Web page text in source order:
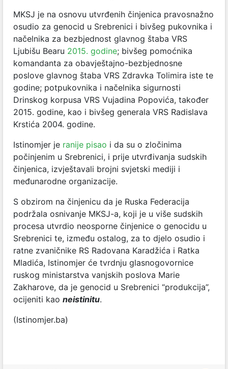
MKSJ je na osnovu utvrđenih činjenica pravosnažno
osudio za genocid u Srebrenici i bivšeg pukovnika i
načelnika za bezbjednost glavnog štaba VRS
Ljubišu Bearu 2015. godine; bivšeg pomoćnika
komandanta za obavještajno-bezbjednosne
poslove glavnog štaba VRS Zdravka Tolimira iste te
godine; potpukovnika i načelnika sigurnosti
Drinskog korpusa VRS Vujadina Popovića, također
2015. godine, kao i bivšeg generala VRS Radislava
Krstića 2004. godine.
Istinomjer je ranije pisao i da su o zločinima
počinjenim u Srebrenici, i prije utvrđivanja sudskih
činjenica, izvještavali brojni svjetski mediji i
međunarodne organizacije.
S obzirom na činjenicu da je Ruska Federacija
podržala osnivanje MKSJ-a, koji je u više sudskih
procesa utvrdio neosporne činjenice o genocidu u
Srebrenici te, između ostalog, za to djelo osudio i
ratne zvaničnike RS Radovana Karadžića i Ratka
Mladića, Istinomjer će tvrdnju glasnogovornice
ruskog ministarstva vanjskih poslova Marie
Zakharove, da je genocid u Srebrenici “produkcija”,
ocijeniti kao neistinitu.
(Istinomjer.ba)